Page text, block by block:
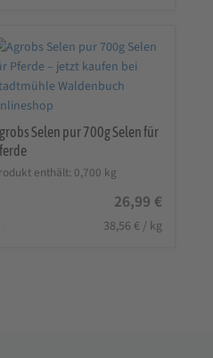
Selen pur 700g Selen für
enthält: 0,700 kg
26,99€
38,56 € / kg